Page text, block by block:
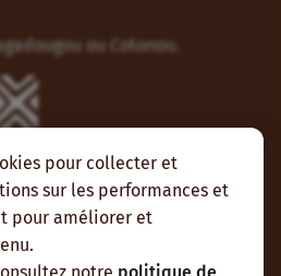
pour collecter et
sur les performances et
pour améliorer et
ou Cotonou.
à nos flux RSS et nous